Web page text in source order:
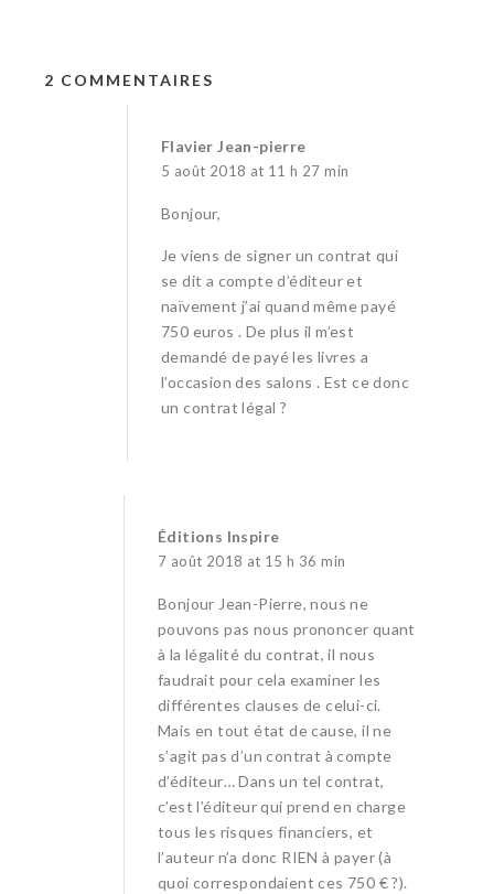
2 COMMENTAIRES
Flavier Jean-pierre
5 août 2018 at 11 h 27 min
Bonjour,
Je viens de signer un contrat qui
se dit a compte d’éditeur et
naïvement j’ai quand même payé
750 euros . De plus il m’est
demandé de payé les livres a
l’occasion des salons . Est ce donc
un contrat légal ?
Éditions Inspire
7 août 2018 at 15 h 36 min
Bonjour Jean-Pierre, nous ne
pouvons pas nous prononcer quant
à la légalité du contrat, il nous
faudrait pour cela examiner les
différentes clauses de celui-ci.
Mais en tout état de cause, il ne
s’agit pas d’un contrat à compte
d’éditeur… Dans un tel contrat,
c’est l’éditeur qui prend en charge
tous les risques financiers, et
l’auteur n’a donc RIEN à payer (à
quoi correspondaient ces 750 € ?).